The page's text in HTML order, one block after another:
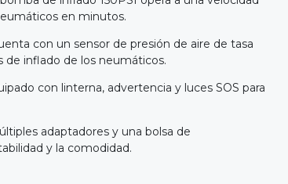
en minutos.
con un sensor de presión de aire de tasa
de inflado de los neumáticos.
con linterna, advertencia y luces SOS para
adaptadores y una bolsa de
y la comodidad.